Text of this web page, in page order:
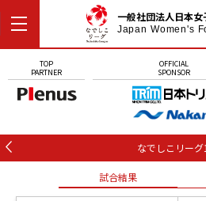
一般社団法人日本
Japan Women's
TOP
PARTNER
OFFICIAL
SPONSOR
なでしこリーグ
試合結果